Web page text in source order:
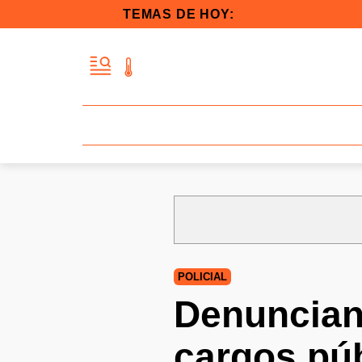
TEMAS DE HOY:
POLICIAL